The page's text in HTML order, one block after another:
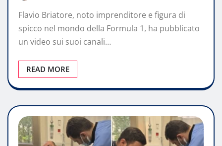
Flavio Briatore, noto imprenditore e figura di
spicco nel mondo della Formula 1, ha pubblicato
un video sui suoi canali…
READ MORE